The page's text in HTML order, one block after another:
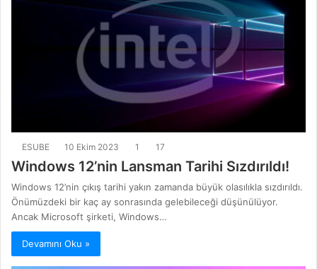
ESUBE 10 Ekim 2023 1 17
Windows 12’nin Lansman Tarihi Sızdırıldı!
Windows 12’nin çıkış tarihi yakın zamanda büyük olasılıkla sızdırıldı.
Önümüzdeki bir kaç ay sonrasında gelebileceği düşünülüyor.
Ancak Microsoft şirketi, Windows…
Devamını Oku »